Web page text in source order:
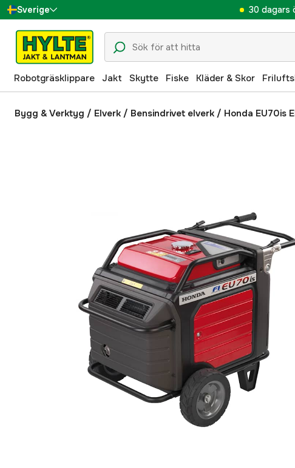
Sverige
Danmark
Suomi
Norge
Deutschland
30 dagars
Robotgräsklippare Jakt Skytte Fiske Kläder & Skor
Bygg & Verktyg / Elverk / Bensindrivet elverk / Honda EU70is